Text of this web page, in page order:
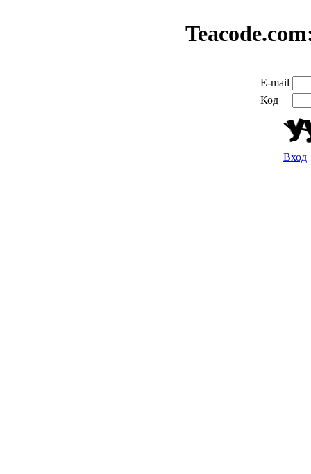
E-mail
Код
Вход